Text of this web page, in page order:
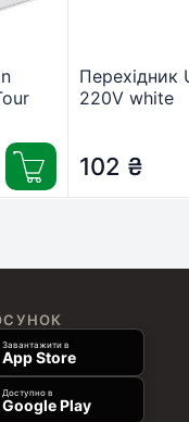
Перехідник
220V white
102 ₴
Завантажити в
App Store
Доступно в
Google Play